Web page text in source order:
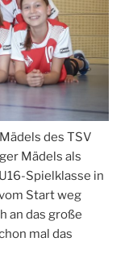
des TSV
Mädels als
Spielklasse in
Start weg
an das große
mal das